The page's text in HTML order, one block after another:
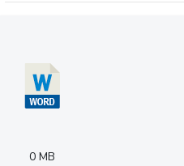
0 MB